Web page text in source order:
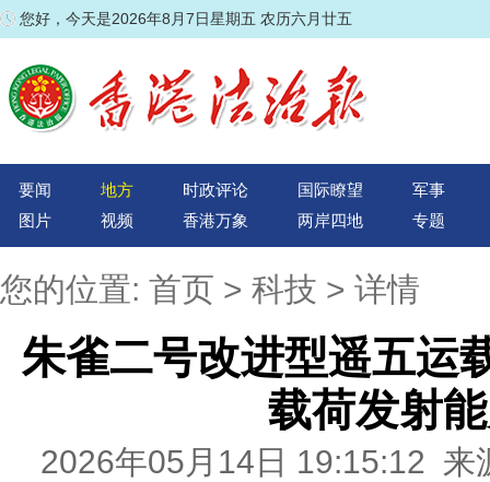
您好，今天是2026年8月7日星期五 农历六月廿五
要闻 地方 时政评论 国际瞭望
军事
图片
视频 香港万象 两岸四地 专题
您的位置: 首页 > 科技 > 详情
朱雀二号改进型遥五运
载荷发射
2026年05月14日 19:15:12